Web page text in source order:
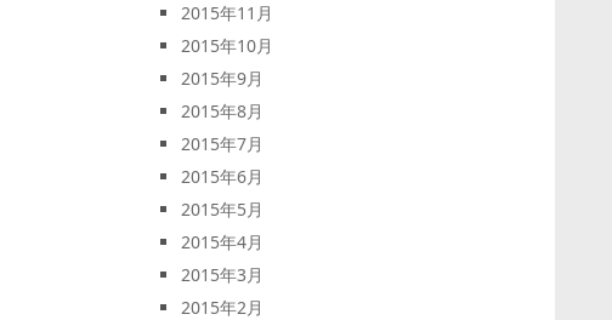
2015年11月
2015年10月
2015年9月
2015年8月
2015年7月
2015年6月
2015年5月
2015年4月
2015年3月
2015年2月